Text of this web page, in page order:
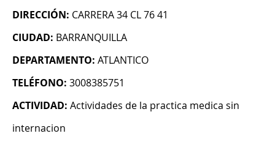
DIRECCIÓN: CARRERA 34 CL 76 41
CIUDAD: BARRANQUILLA
DEPARTAMENTO: ATLANTICO
TELÉFONO: 3008385751
ACTIVIDAD: Actividades de la practica medica sin
internacion